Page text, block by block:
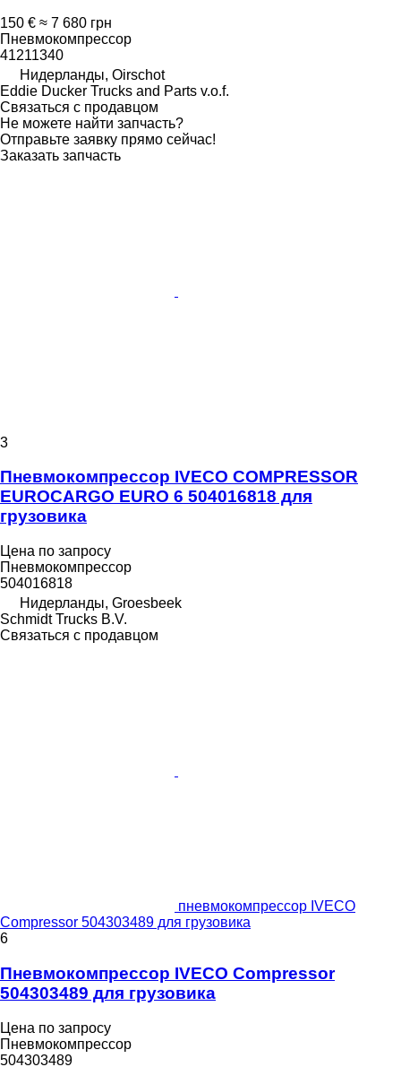
150 € ≈ 7 680 грн
Пневмокомпрессор
41211340
Нидерланды, Oirschot
Eddie Ducker Trucks and Parts v.o.f.
Связаться с продавцом
Не можете найти запчасть?
Отправьте заявку прямо сейчас!
Заказать запчасть
3
Пневмокомпрессор IVECO COMPRESSOR
EUROCARGO EURO 6 504016818 для
грузовика
Цена по запросу
Пневмокомпрессор
504016818
Нидерланды, Groesbeek
Schmidt Trucks B.V.
Связаться с продавцом
пневмокомпрессор IVECO
Compressor 504303489 для грузовика
6
Пневмокомпрессор IVECO Compressor
504303489 для грузовика
Цена по запросу
Пневмокомпрессор
504303489